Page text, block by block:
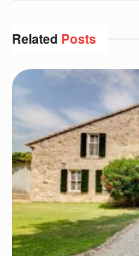
Related Posts